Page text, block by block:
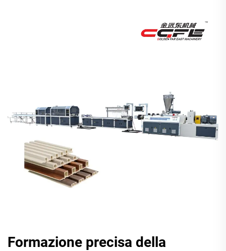
Formazione precisa della